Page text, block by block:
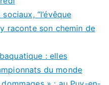
“l’évêque
raconte son chemin de
: elles
du monde